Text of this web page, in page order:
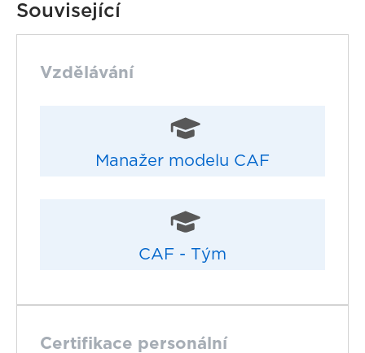
Související
Vzdělávání
Manažer modelu CAF
CAF - Tým
Certifikace personální